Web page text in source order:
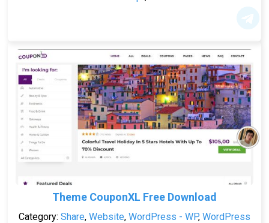
Theme CouponXL Free Download
Category: Share, Website, WordPress - WP, WordPress